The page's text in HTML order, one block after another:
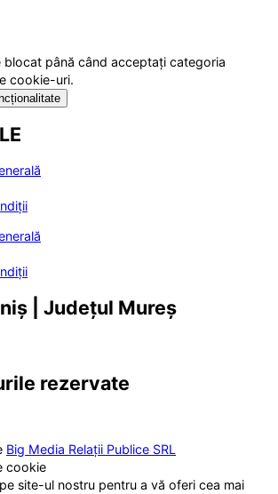
până când acceptați categoria
cookie-uri.
| Județul Mureș
rezervate
Big Media Relații Publice SRL
cookie
site-ul nostru pentru a vă oferi cea mai